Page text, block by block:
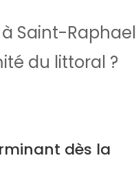
Saint-Raphael
du littoral ?
dès la